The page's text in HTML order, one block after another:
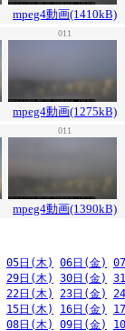
mpeg4動画(1410kB)
011
mpeg4動画(1275kB)
011
mpeg4動画(1390kB)
05日(木) 06日(金)
29日(木) 30日(金)
22日(木) 23日(金)
15日(木) 16日(金)
08日(木) 09日(金)